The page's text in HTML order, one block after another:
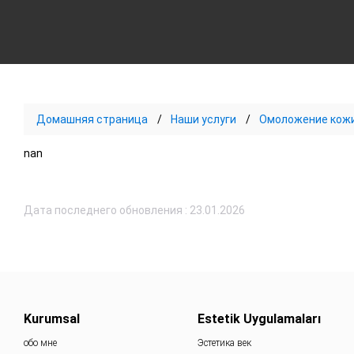
Домашняя страница Наши услуги Омоложение
nan
Дата последнего обновления : 23.01.2026
Kurumsal
обо мне
Estetik Uygulamaları
Эстетика век